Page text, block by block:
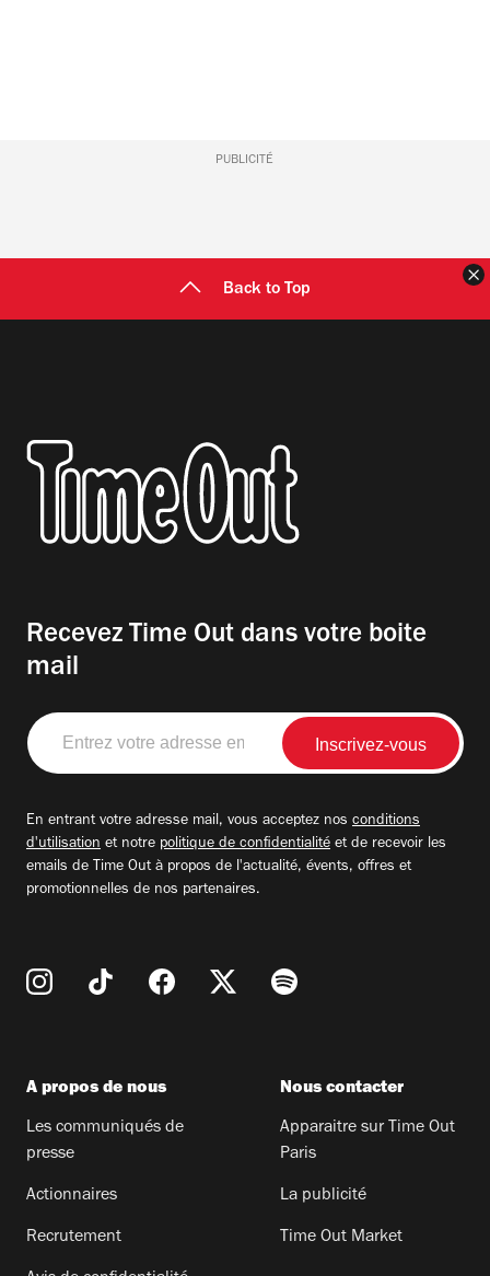
PUBLICITÉ
Back to Top
Recevez Time Out dans votre boite
mail
Entrez
votre
adresse
En entrant votre adresse mail, vous acceptez nos conditions
d'utilisation et notre politique de confidentialité et de recevoir les
emails de Time Out à propos de l'actualité, évents, offres et
promotionnelles de nos partenaires.
A propos de nous
Les communiqués de
presse
Actionnaires
Recrutement
Nous contacter
Apparaitre sur Time Out
Paris
La publicité
Time Out Market